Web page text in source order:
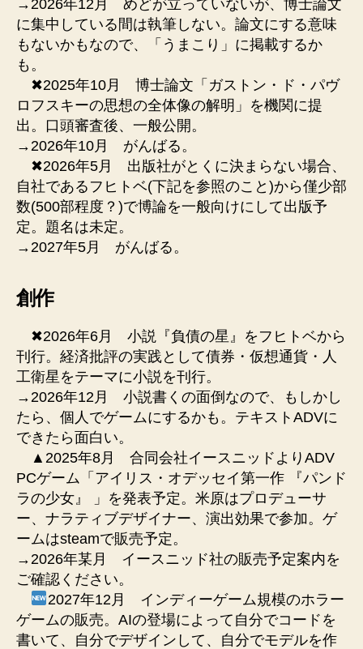
→2026年12月 めどが立っていないが、博士論文
に集中している間は執筆しない。論文にする意味
もないかもなので、「うまこり」に掲載するか
も。
✖︎2025年10月 博士論文「ガストン・ド・パヴ
ロフスキーの思想の全体像の解明」を機関に提
出。口頭審査後、一般公開。
→2026年10月 がんばる。
✖︎2026年5月 出版社がとくに決まらない場合、
自社であるフヒトベ(下記を参照のこと)から僅少部
数(500部程度？)で博論を一般向けにして出版予
定。題名は未定。
→2027年5月 がんばる。
創作
✖︎2026年6月 小説『負債の星』をフヒトベから
刊行。経済批評の実践として債券・仮想通貨・人
工衛星をテーマに小説を刊行。
→2026年12月 小説書くの面倒なので、もしかし
たら、個人でゲームにするかも。テキストADVに
できたら面白い。
▲2025年8月 合同会社イースニッドよりADV
PCゲーム「アイリス・オデッセイ第一作 『パンド
ラの少女』 」を発表予定。米原はプロデューサ
ー、ナラティブデザイナー、演出効果で参加。ゲ
ームはsteamで販売予定。
→2026年某月 イースニッド社の販売予定案内を
ご確認ください。
2027年12月 インディーゲーム規模のホラー
ゲームの販売。AIの登場によって自分でコードを
書いて、自分でデザインして、自分でモデルを作